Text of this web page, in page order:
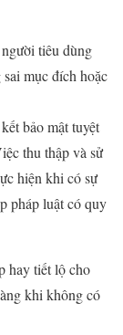
tiêu dùng
mục đích hoặc
bảo mật tuyệt
thu thập và sử
hiện khi có sự
pháp luật có quy
hay tiết lộ cho
khi không có